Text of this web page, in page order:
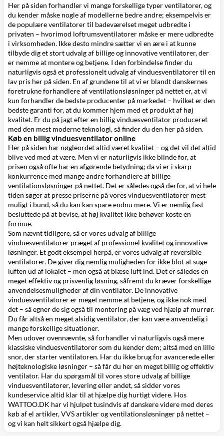
Her på siden forhandler vi mange forskellige typer ventilatorer, og
du kender måske nogle af modellerne bedre andre; eksempelvis er
de populæreventilatorer til badeværelset meget udbredte i
privaten – hvorimod loftrumsventilatorer måske er mere udbredte
i virksomheden. Ikke desto mindre sætter vi en ære i at kunne
tilbyde dig et stort udvalg af billige og innovative ventilatorer, der
er nemme at montere og betjene. I den forbindelse finder du
naturligvis også et professionelt udvalg af vinduesventilatorer til en
lav pris her på siden. En af grundene til at vi er blandt danskernes
foretrukne forhandlere afventilationsløsninger på netteter, at vi
kun forhandler de bedste producenter på markedet – hvilket er den
bedste garanti for, at du kommer hjem med et produkt af høj
kvalitet. Er du på jagt efter en billig vinduesventilator produceret
med den mest moderne teknologi, så finder du den her på siden.
Køb en billig vinduesventilator online
Her på siden har nøgleordet altid været kvalitet – og det vil det altid
blive ved med at være. Men vi er naturligvis ikke blinde for, at
prisen også ofte har en afgørende betydning; da vi er i skarp
konkurrence med mange andre forhandlere af billige
ventilationsløsninger på nettet. Det er således også derfor, at vi hele
tiden søger at presse priserne på vores vinduesventilatorer mest
muligt i bund, så du kan kan spare endnu mere. Vi er nemlig fast
besluttede på at bevise, at høj kvalitet ikke behøver koste en
formue.
Som nævnt tidligere, så er vores udvalg af billige
vinduesventilatorer præget af professionel kvalitet og innovative
løsninger. Et godt eksempel herpå, er vores udvalg af reversible
ventilatorer. De giver dig nemlig muligheden for ikke blot at suge
luften ud af lokalet – men også at blæse luft ind. Det er således en
meget effektiv og prisvenlig løsning, såfremt du kræver forskellige
anvendelsesmuligheder af din ventilator. De innovative
vinduesventilatorer er meget nemme at betjene, og ikke nok med
det – så egner de sig også til montering på væg ved hjælp af murrør.
Du får altså en meget alsidig ventilator, der kan være anvendelig i
mange forskellige situationer.
Men udover ovennævnte, så forhandler vi naturligvis også mere
klassiske vinduesventilatorer som du kender dem; altså med en lille
snor, der starter ventilatoren. Har du ikke brug for avancerede eller
højteknologiske løsninger – så får du her en meget billig og effektiv
ventilator. Har du spørgsmål til vores store udvalg af billige
vinduesventilatorer, levering eller andet, så sidder vores
kundeservice altid klar til at hjælpe dig hurtigt videre. Hos
WATTOO.DK har vi hjulpet tusindvis af danskere videre med deres
køb afel artikler,VVS artiklerog ventilationsløsninger på nettet –
og vi kan helt sikkert også hjælpe dig.